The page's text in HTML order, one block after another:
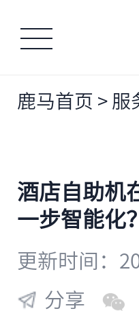
鹿马首页 > 服
酒店自助机
一步智能化？
更新时间：
分享